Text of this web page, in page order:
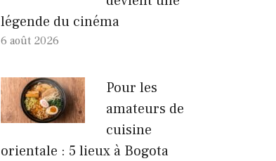
légende du cinéma
6 août 2026
Pour les
amateurs de
cuisine
orientale : 5 lieux à Bogota